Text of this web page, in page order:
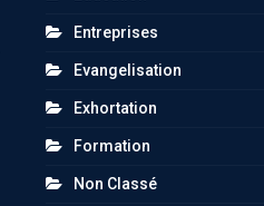
Entreprises
Evangelisation
Exhortation
Formation
Non Classé